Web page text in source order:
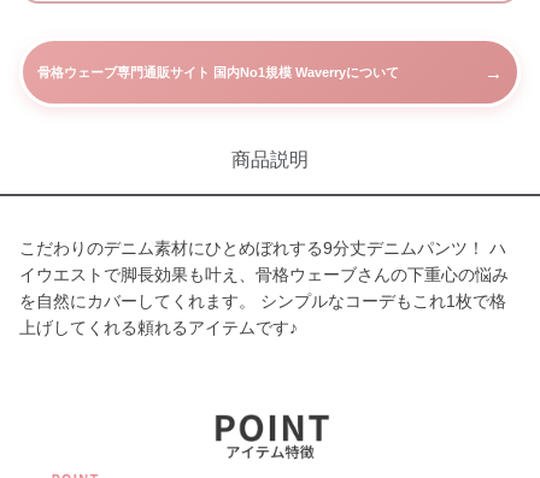
骨格ウェーブ専門通販サイト 国内No1規模 Waverryについて →
商品説明
こだわりのデニム素材にひとめぼれする9分丈デニムパンツ！ ハ
イウエストで脚長効果も叶え、骨格ウェーブさんの下重心の悩み
を自然にカバーしてくれます。 シンプルなコーデもこれ1枚で格
上げしてくれる頼れるアイテムです♪